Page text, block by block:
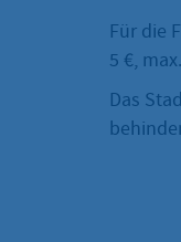
Für die
5 €,
Das